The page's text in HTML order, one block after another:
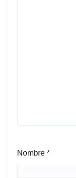
Nombre *